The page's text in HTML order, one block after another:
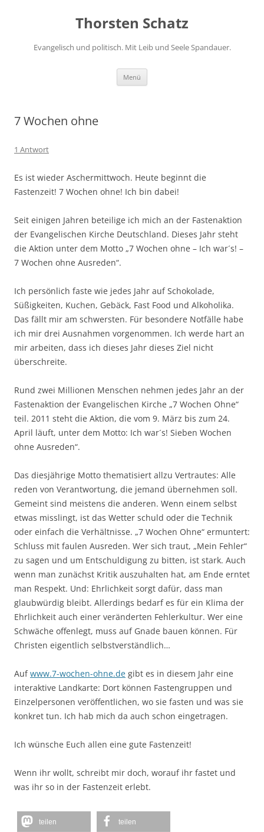
Thorsten Schatz
Evangelisch und politisch. Mit Leib und Seele Spandauer.
Menü
7 Wochen ohne
1 Antwort
Es ist wieder Aschermittwoch. Heute beginnt die
Fastenzeit! 7 Wochen ohne! Ich bin dabei!
Seit einigen Jahren beteilige ich mich an der Fastenaktion
der Evangelischen Kirche Deutschland. Dieses Jahr steht
die Aktion unter dem Motto „7 Wochen ohne – Ich war´s! –
7 Wochen ohne Ausreden“.
Ich persönlich faste wie jedes Jahr auf Schokolade,
Süßigkeiten, Kuchen, Gebäck, Fast Food und Alkoholika.
Das fällt mir am schwersten. Für besondere Notfälle habe
ich mir drei Ausnahmen vorgenommen. Ich werde hart an
mir arbeiten, dass ich dieses Jahr dieses Ziel nicht
überschreite.
Rund zwei Millionen Menschen nehmen jedes Jahr an der
Fastenaktion der Evangelischen Kirche „7 Wochen Ohne“
teil. 2011 steht die Aktion, die vom 9. März bis zum 24.
April läuft, unter dem Motto: Ich war´s! Sieben Wochen
ohne Ausreden“.
Das diesjährige Motto thematisiert allzu Vertrautes: Alle
reden von Verantwortung, die jemand übernehmen soll.
Gemeint sind meistens die anderen. Wenn einem selbst
etwas misslingt, ist das Wetter schuld oder die Technik
oder einfach die Verhältnisse. „7 Wochen Ohne“ ermuntert:
Schluss mit faulen Ausreden. Wer sich traut, „Mein Fehler“
zu sagen und um Entschuldigung zu bitten, ist stark. Auch
wenn man zunächst Kritik auszuhalten hat, am Ende erntet
man Respekt. Und: Ehrlichkeit sorgt dafür, dass man
glaubwürdig bleibt. Allerdings bedarf es für ein Klima der
Ehrlichkeit auch einer veränderten Fehlerkultur. Wer eine
Schwäche offenlegt, muss auf Gnade bauen können. Für
Christen eigentlich selbstverständlich…
Aufwww.7-wochen-ohne.de gibt es in diesem Jahr eine
interaktive Landkarte: Dort können Fastengruppen und
Einzelpersonen veröffentlichen, wo sie fasten und was sie
konkret tun. Ich hab mich da auch schon eingetragen.
Ich wünsche Euch allen eine gute Fastenzeit!
Wenn ihr wollt, schreibt mir doch, worauf ihr fastet und
was ihr so in der Fastenzeit erlebt.
teilen teilen